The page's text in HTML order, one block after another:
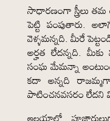
సాధారణంగా స్త్రీలు తమ
పెట్టి పంపుతారు.
వెళ్ళమన్నది. మీరే
అర్హత లేదన్నది. మీకు
సంఘ మేమన్నా
కదా అన్నది
పాటించనవసరం లేదని